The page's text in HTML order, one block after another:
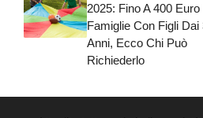
2025: Fino A 400
Famiglie Con Figli Dai
Anni, Ecco Chi Può
Richiederlo